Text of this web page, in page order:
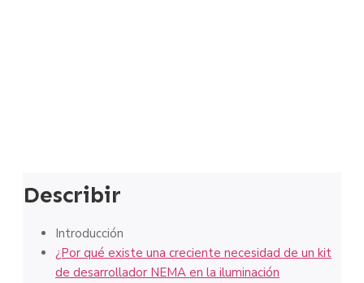
Describir
Introducción
¿Por qué existe una creciente necesidad de un kit
de desarrollador NEMA en la iluminación